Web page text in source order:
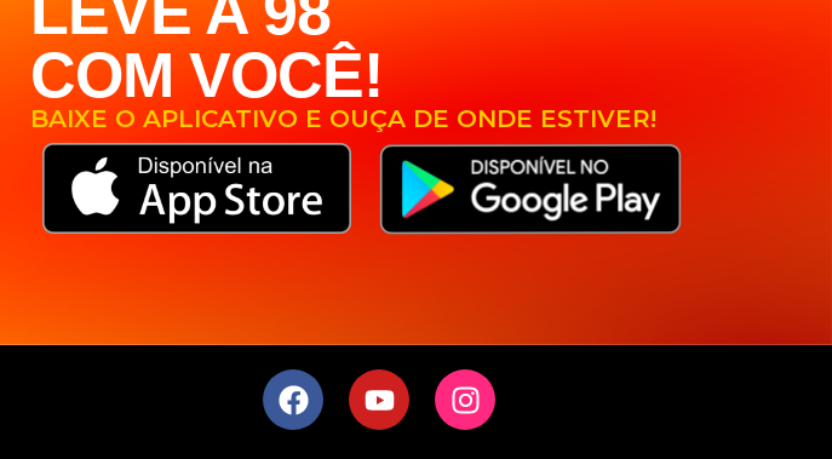
COM VOCÊ!
BAIXE O APLICATIVO E OUÇA DE ONDE ESTIVER!